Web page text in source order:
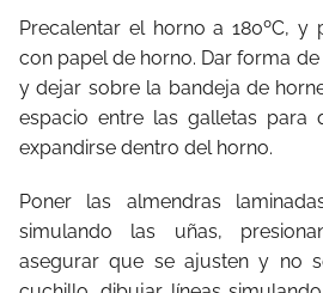
Precalentar el horno a 180ºC, y
con papel de horno. Dar forma
y dejar sobre la bandeja de
espacio entre las galletas para
expandirse dentro del horno.
Poner las almendras
simulando las uñas,
asegurar que se ajusten y no